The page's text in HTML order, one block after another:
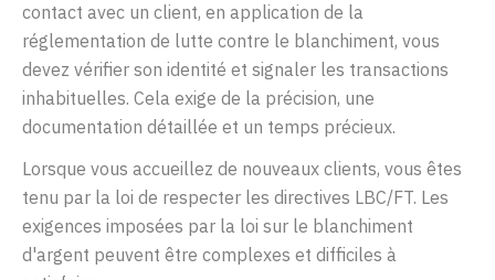
contact avec un client, en application de la
réglementation de lutte contre le blanchiment, vous
devez vérifier son identité et signaler les transactions
inhabituelles. Cela exige de la précision, une
documentation détaillée et un temps précieux.
Lorsque vous accueillez de nouveaux clients, vous êtes
tenu par la loi de respecter les directives LBC/FT. Les
exigences imposées par la loi sur le blanchiment
d'argent peuvent être complexes et difficiles à